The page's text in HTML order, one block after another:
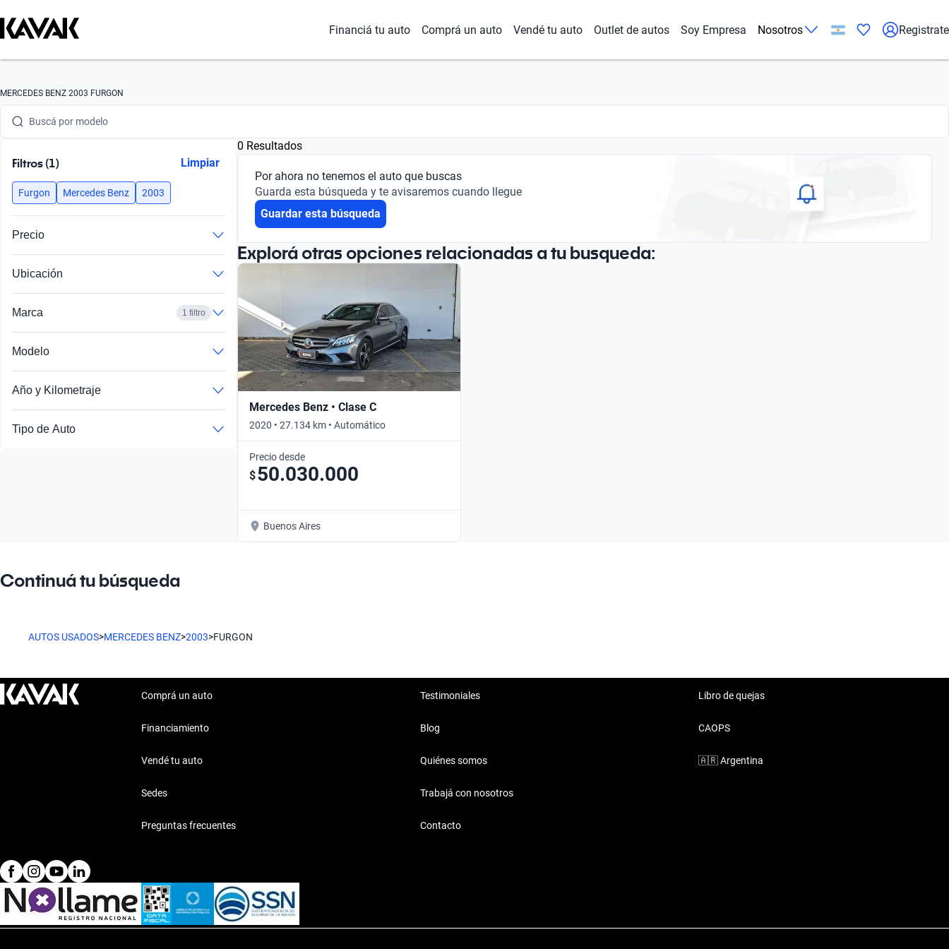
Financiá tu auto Comprá un auto Vendé tu auto Outlet de autos Soy Empresa Nosotros Registrate
MERCEDES BENZ 2003 FURGON
Buscá por marca
Buscá por modelo
Buscá por año
Buscá por marca
Buscá por versión
Buscá por año
Filtros (1) Limpiar
Furgon Mercedes Benz 2003
Precio
Ubicación
Marca 1 filtro
Modelo
Año y Kilometraje
Tipo de Auto
0 Resultados
Por ahora no tenemos el auto que buscas
Guarda esta búsqueda y te avisaremos cuando llegue
Guardar esta búsqueda
Explorá otras opciones relacionadas a tu busqueda:
Mercedes Benz • Clase C
2020 • 27.134 km • Automático
Precio desde
$50.030.000
Buenos Aires
Continuá tu búsqueda
AUTOS USADOS>MERCEDES BENZ>2003>FURGON
Comprá un auto
Financiamiento
Vendé tu auto
Sedes
Preguntas frecuentes
Testimoniales
Blog
Quiénes somos
Trabajá con nosotros
Contacto
Libro de quejas
CAOPS
🇦🇷 Argentina